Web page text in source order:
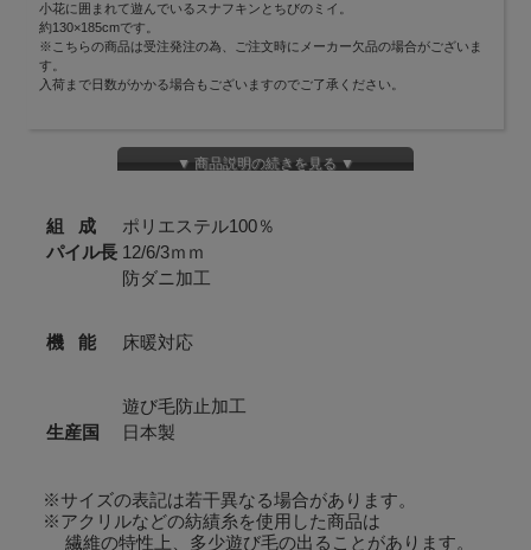
小花に囲まれて遊んでいるスナフキンとちびのミイ。
約130×185cmです。
※こちらの商品は受注発注の為、ご注文時にメーカー欠品の場合がございま
す。
入荷まで日数がかかる場合もございますのでご了承ください。
象徴するアイコンとして幅広い層に愛されている“MOOMIN”。
ゆったりとしたながれのあるインテリアファブリックに取り入れました。
ムーミンの物語の世界観と共に、
居心地の良いすてきなライフスタイルをお届けします。
▼ 商品説明の続きを見る ▼
組 成
ポリエステル100％
パイル長 12/6/3ｍｍ
機 能
防ダニ加工
床暖対応
遊び毛防止加工
生産国
日本製
※サイズの表記は若干異なる場合があります。
※アクリルなどの紡績糸を使用した商品は
繊維の特性上、多少遊び毛の出ることがあります。